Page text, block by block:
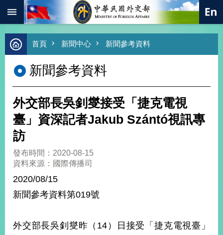
跳到主要內容區塊
進
階
尋
熱
總
合
外
交
值
經
首頁 新聞中心 新聞參考資料
新聞參考資料
外交部長吳釗燮接受「捷克電視
臺」資深記者Jakub Szántó視訊專
訪
發布時間：2020-08-15
資料來源：國際傳播司
2020/08/15
新聞參考資料第019號
外交部長吳釗燮昨（14）日接受「捷克電視臺」